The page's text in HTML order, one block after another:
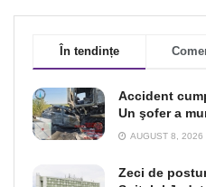
În tendințe
Accident
Un şofer a
AUGUST 8, 2026
Zeci de